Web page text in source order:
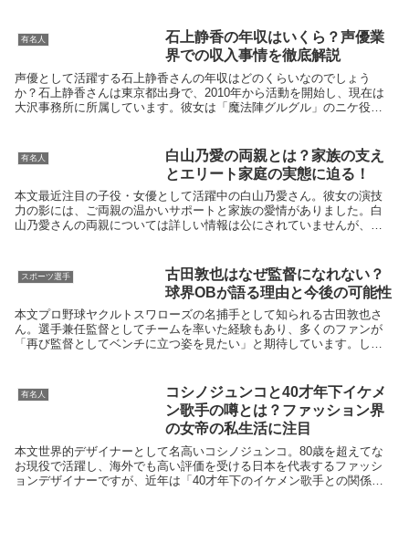
有名人
石上静香の年収はいくら？声優業
界での収入事情を徹底解説
声優として活躍する石上静香さんの年収はどのくらいなのでしょう
か？石上静香さんは東京都出身で、2010年から活動を開始し、現在は
大沢事務所に所属しています。彼女は「魔法陣グルグル」のニケ役や
有名人
白山乃愛の両親とは？家族の支え
とエリート家庭の実態に迫る！
本文最近注目の子役・女優として活躍中の白山乃愛さん。彼女の演技
力の影には、ご両親の温かいサポートと家族の愛情がありました。白
山乃愛さんの両親については詳しい情報は公にされていませんが、い
スポーツ選手
古田敦也はなぜ監督になれない？
球界OBが語る理由と今後の可能性
本文プロ野球ヤクルトスワローズの名捕手として知られる古田敦也さ
ん。選手兼任監督としてチームを率いた経験もあり、多くのファンが
「再び監督としてベンチに立つ姿を見たい」と期待しています。しか
有名人
コシノジュンコと40才年下イケメ
ン歌手の噂とは？ファッション界
の女帝の私生活に注目
本文世界的デザイナーとして名高いコシノジュンコ。80歳を超えてな
お現役で活躍し、海外でも高い評価を受ける日本を代表するファッシ
ョンデザイナーですが、近年は「40才年下のイケメン歌手との関係」